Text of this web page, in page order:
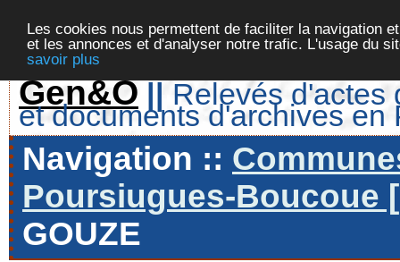
Les cookies nous permettent de faciliter la navigation
et les annonces et d'analyser notre trafic. L'usage du
savoir plus
Gen&O || Relevés d'actes
et documents d'archives en
Navigation ::
Poursiugues-Boucoue
GOUZE